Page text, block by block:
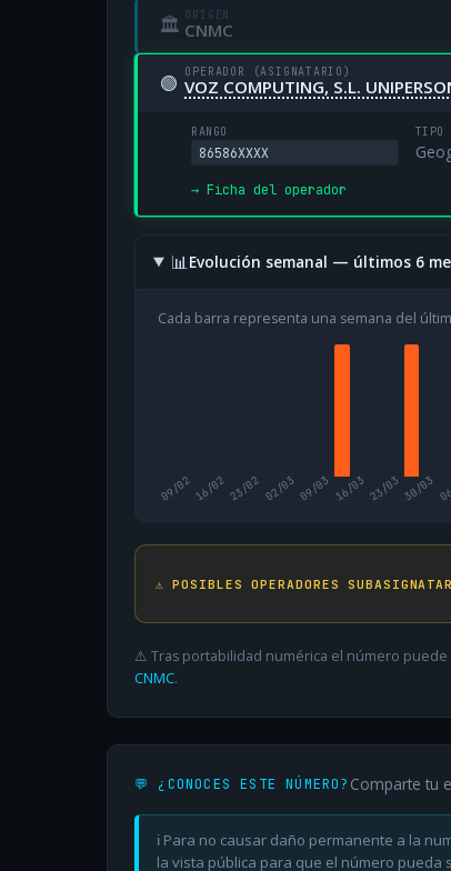
🏛 ORIGEN
CNMC
🟢 OPERADOR (ASIGNATARIO)
VOZ COMPUTING, S.L.
RANGO
86586XXXX
TIPO
→ Ficha del operador
📊Evolución semanal — últimos 6
Cada barra representa una semana del
09/0216/0223/02 02/03 09/03 16/03 23/03 30/03
⚠️ POSIBLES OPERADORES
⚠️ Tras portabilidad numérica el número
CNMC.
💬 ¿CONOCES ESTE NÚMERO? Comparte tu
ℹ️ Para no causar daño permanente a la
la vista pública para que el número